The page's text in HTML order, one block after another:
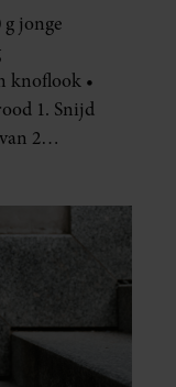
jonge
knoflook •
1. Snijd
2